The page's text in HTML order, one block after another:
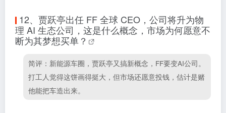
12、 贾跃亭出任 FF 全球 CEO，公司将升为物
理 AI 生态公司，这是什么概念，市场为何愿意不
断为其梦想买单？
简评：新能源车圈，贾跃亭又搞新概念，FF要变AI公司。
打工人觉得这饼画得挺大，但市场还愿意投钱，估计是赌
他能把车造出来。